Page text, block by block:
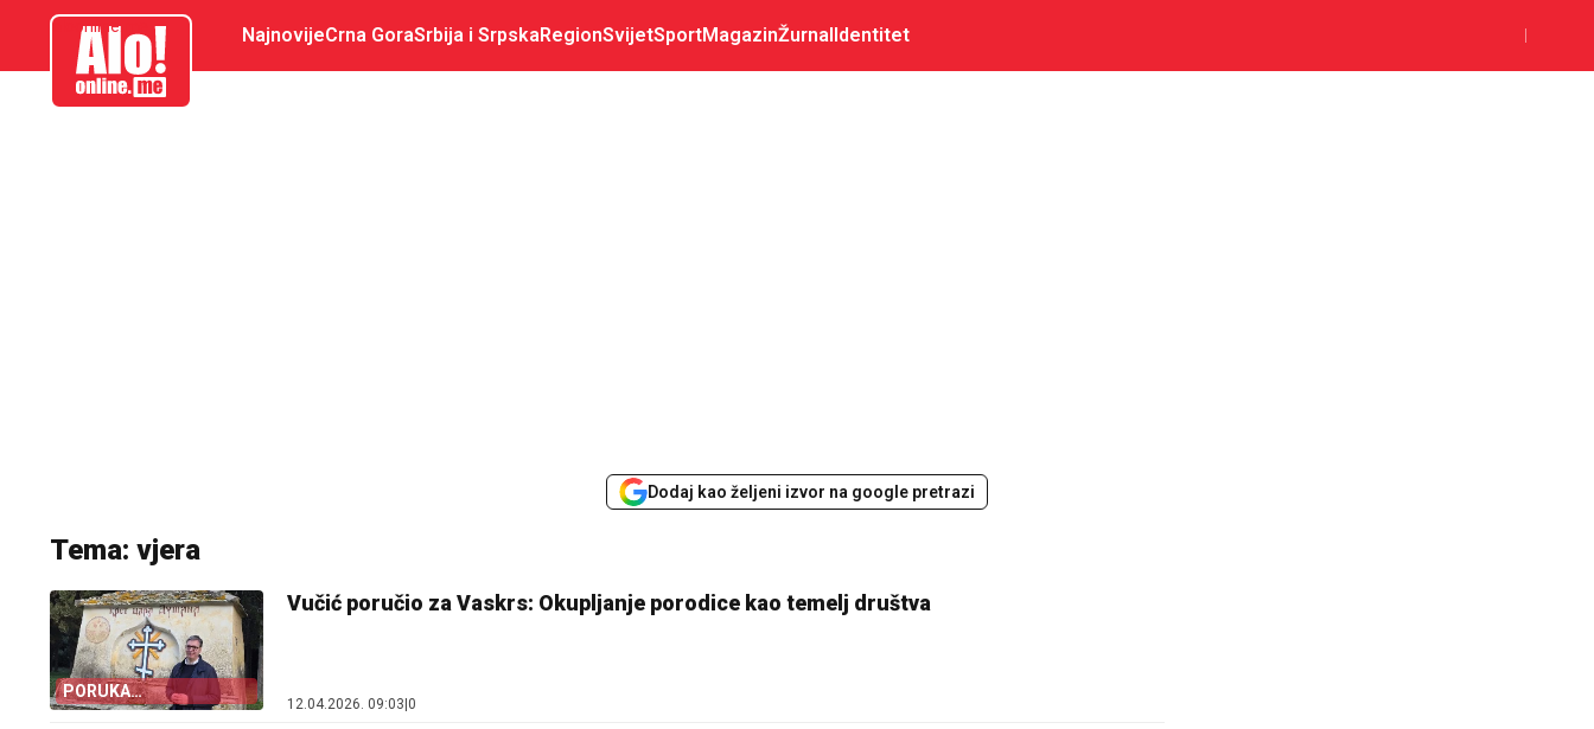
aloonline.me NajnovijeCrna GoraSrbija i SrpskaRegionSvijetSportMagazinŽurnalIdentitet
Dodaj kao željeni izvor na google pretrazi
Tema: vjera
PORUKA
PREDSJEDNIKA
Vučić poručio za Vaskrs: Okupljanje porodice kao temelj društva
12.04.2026. 09:03 0